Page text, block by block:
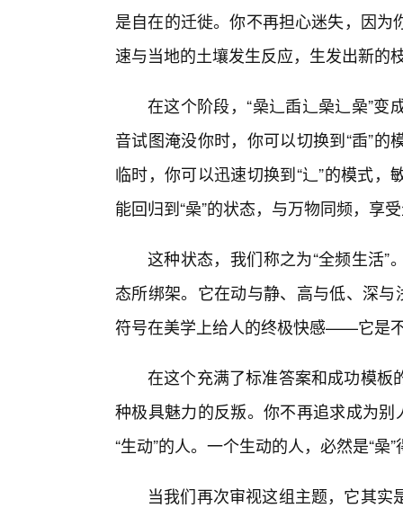
是自在的迁徙。你不再担心迷失，因
速与当地的土壤发生反应，生发出新的
在这个阶段，“喿辶臿辶喿辶喿”
音试图淹没你时，你可以切换到“臿”
临时，你可以迅速切换到“辶”的模式
能回归到“喿”的状态，与万物同频，享
这种状态，我们称之为“全频生活
态所绑架。它在动与静、高与低、深
符号在美学上给人的终极快感——它是
在这个充满了标准答案和成功模板
种极具魅力的反叛。你不再追求成为
“生动”的人。一个生动的人，必然是“喿
当我们再次审视这组主题，它其